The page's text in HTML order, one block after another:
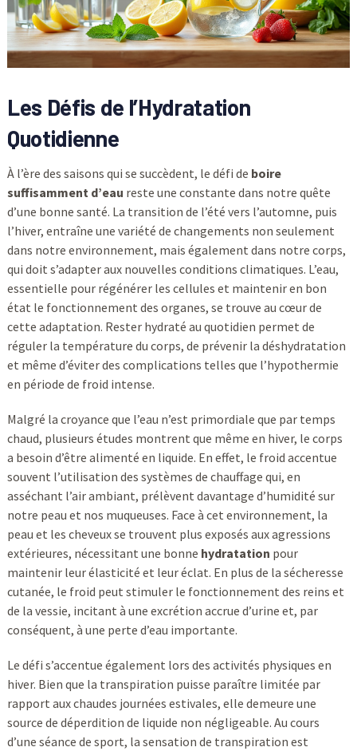
Les Défis de l’Hydratation
Quotidienne
À l’ère des saisons qui se succèdent, le défi de boire
suffisamment d’eau reste une constante dans notre quête
d’une bonne santé. La transition de l’été vers l’automne, puis
l’hiver, entraîne une variété de changements non seulement
dans notre environnement, mais également dans notre corps,
qui doit s’adapter aux nouvelles conditions climatiques. L’eau,
essentielle pour régénérer les cellules et maintenir en bon
état le fonctionnement des organes, se trouve au cœur de
cette adaptation. Rester hydraté au quotidien permet de
réguler la température du corps, de prévenir la déshydratation
et même d’éviter des complications telles que l’hypothermie
en période de froid intense.
Malgré la croyance que l’eau n’est primordiale que par temps
chaud, plusieurs études montrent que même en hiver, le corps
a besoin d’être alimenté en liquide. En effet, le froid accentue
souvent l’utilisation des systèmes de chauffage qui, en
asséchant l’air ambiant, prélèvent davantage d’humidité sur
notre peau et nos muqueuses. Face à cet environnement, la
peau et les cheveux se trouvent plus exposés aux agressions
extérieures, nécessitant une bonne hydratation pour
maintenir leur élasticité et leur éclat. En plus de la sécheresse
cutanée, le froid peut stimuler le fonctionnement des reins et
de la vessie, incitant à une excrétion accrue d’urine et, par
conséquent, à une perte d’eau importante.
Le défi s’accentue également lors des activités physiques en
hiver. Bien que la transpiration puisse paraître limitée par
rapport aux chaudes journées estivales, elle demeure une
source de déperdition de liquide non négligeable. Au cours
d’une séance de sport, la sensation de transpiration est